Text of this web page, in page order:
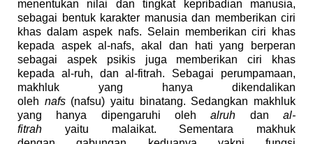
menentukan nilai dan tingkat kepribadian manusia,
sebagai bentuk karakter manusia dan memberikan ciri
khas dalamaspek nafs. Selain memberikan ciri khas
kepada aspekal-nafs, akal dan hati yang berperan
sebagai aspek psikis juga memberikan ciri khas
kepada al-ruh, dan al-fitrah. Sebagai perumpamaan,
makhluk yang hanya dikendalikan
oleh nafs (nafsu) yaitu binatang. Sedangkan makhluk
yang hanya dipengaruhi olehalruh danal-
fitrah
yaitu malaikat. Sementara
makhuk